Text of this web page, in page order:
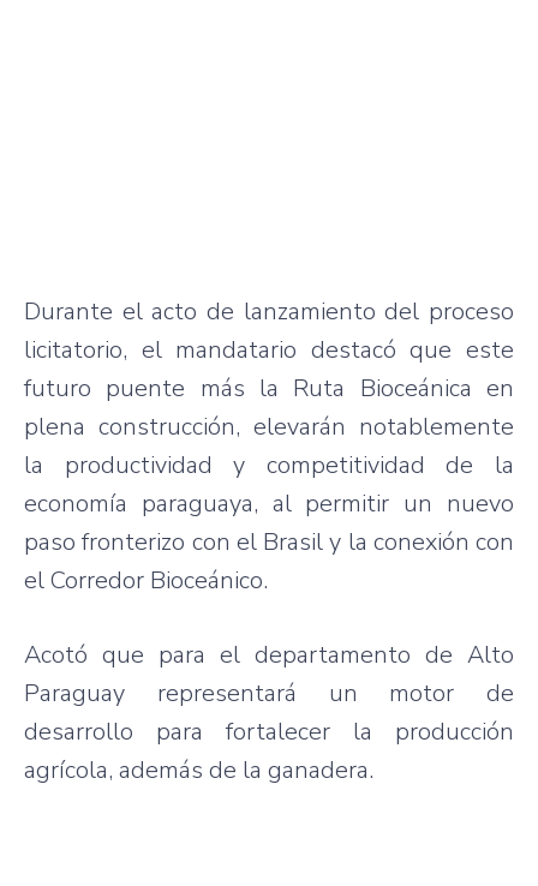
Durante el acto de lanzamiento del proceso
licitatorio, el mandatario destacó que este
futuro puente más la Ruta Bioceánica en
plena construcción, elevarán notablemente
la productividad y competitividad de la
economía paraguaya, al permitir un nuevo
paso fronterizo con el Brasil y la conexión con
el Corredor Bioceánico.
Acotó que para el departamento de Alto
Paraguay representará un motor de
desarrollo para fortalecer la producción
agrícola, además de la ganadera.